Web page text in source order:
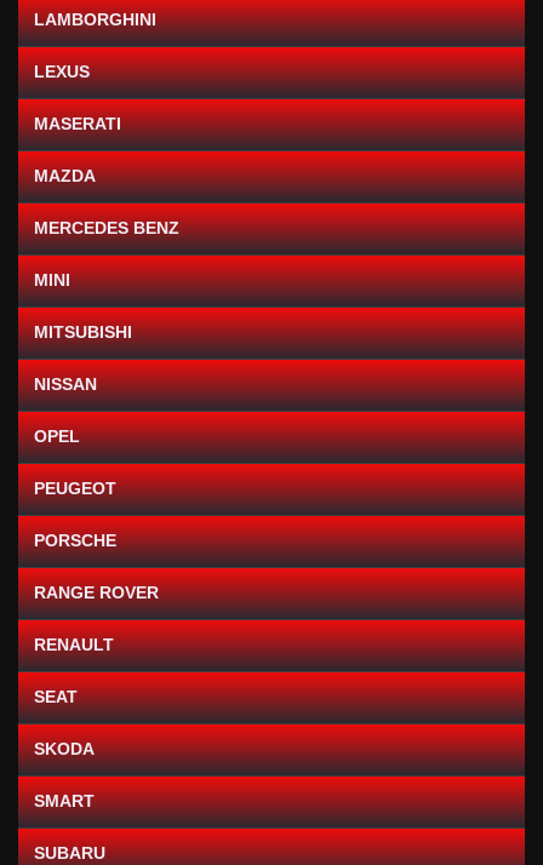
LAMBORGHINI
LEXUS
MASERATI
MAZDA
MERCEDES BENZ
MINI
MITSUBISHI
NISSAN
OPEL
PEUGEOT
PORSCHE
RANGE ROVER
RENAULT
SEAT
SKODA
SMART
SUBARU